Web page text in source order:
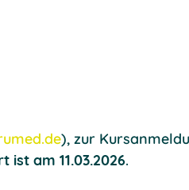
), zur
ist am 11.03.2026.